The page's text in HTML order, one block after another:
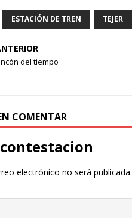
ESTACIÓN DE TREN TEJER
del tiempo
COMENTAR
electrónico no será publicada.